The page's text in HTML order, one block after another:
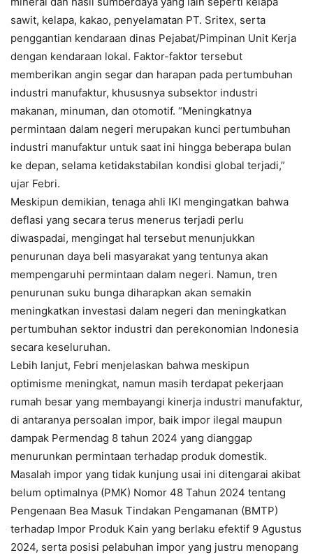
sawit, kelapa, kakao, penyelamatan PT. Sritex, serta
penggantian kendaraan dinas Pejabat/Pimpinan Unit Kerja
dengan kendaraan lokal. Faktor-faktor tersebut
memberikan angin segar dan harapan pada pertumbuhan
industri manufaktur, khususnya subsektor industri
makanan, minuman, dan otomotif. “Meningkatnya
permintaan dalam negeri merupakan kunci pertumbuhan
industri manufaktur untuk saat ini hingga beberapa bulan
ke depan, selama ketidakstabilan kondisi global terjadi,”
ujar Febri.
Meskipun demikian, tenaga ahli IKI mengingatkan bahwa
deflasi yang secara terus menerus terjadi perlu
diwaspadai, mengingat hal tersebut menunjukkan
penurunan daya beli masyarakat yang tentunya akan
mempengaruhi permintaan dalam negeri. Namun, tren
penurunan suku bunga diharapkan akan semakin
meningkatkan investasi dalam negeri dan meningkatkan
pertumbuhan sektor industri dan perekonomian Indonesia
secara keseluruhan.
Lebih lanjut, Febri menjelaskan bahwa meskipun
optimisme meningkat, namun masih terdapat pekerjaan
rumah besar yang membayangi kinerja industri manufaktur,
di antaranya persoalan impor, baik impor ilegal maupun
dampak Permendag 8 tahun 2024 yang dianggap
menurunkan permintaan terhadap produk domestik.
Masalah impor yang tidak kunjung usai ini ditengarai akibat
belum optimalnya (PMK) Nomor 48 Tahun 2024 tentang
Pengenaan Bea Masuk Tindakan Pengamanan (BMTP)
terhadap Impor Produk Kain yang berlaku efektif 9 Agustus
2024, serta posisi pelabuhan impor yang justru menopang